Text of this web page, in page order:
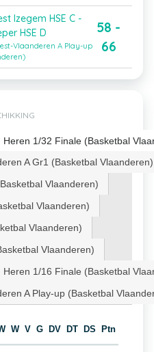
Izegem HSE C -
HSE D
Vlaanderen A Play-up
58 -
66
1/32 Finale (Basketbal
A Gr1 (Basketbal Vlaanderen)
Vlaanderen)
Vlaanderen)
Vlaanderen)
Vlaanderen)
1/16 Finale (Basketbal
A Play-up (Basketbal
W V G DV DT DS Ptn